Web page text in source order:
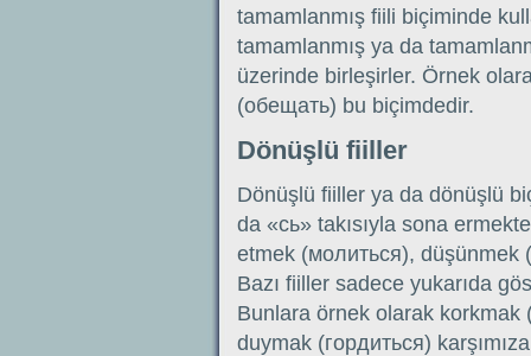
tamamlanmış fiili biçiminde
tamamlanmış ya da
üzerinde birleşirler. Örnek
(обещать) bu biçimdedir.
Dönüşlü fiiller
Dönüşlü fiiller ya da dönüşlü
da «сь» takısıyla sona
etmek (молиться), düşünmek
Bazı fiiller sadece yukarıda
Bunlara örnek olarak korkmak
duymak (гордиться)